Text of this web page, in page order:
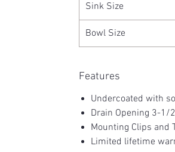
Sink Size
Bowl Size
Features
Undercoated with
Drain Opening 3-1/
Mounting Clips and
Limited lifetime